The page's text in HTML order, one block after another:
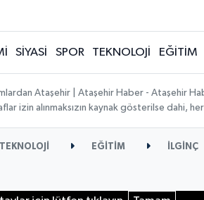
SİYASİ SPOR TEKNOLOJİ EĞİTİM
Ataşehir | Ataşehir Haber - Ataşehir
izin alınmaksızın kaynak gösterilse dahi,
TEKNOLOJİ EĞİTİM
İLGİNÇ